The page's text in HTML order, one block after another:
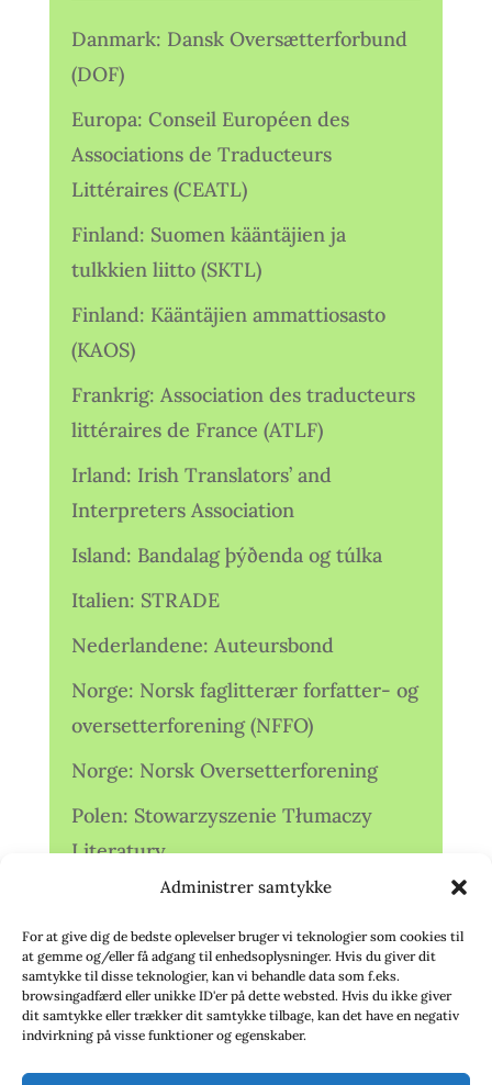
Administrer samtykke
For at give dig de bedste oplevelser bruger vi teknologier som cookies til
at gemme og/eller få adgang til enhedsoplysninger. Hvis du giver dit
samtykke til disse teknologier, kan vi behandle data som f.eks.
browsingadfærd eller unikke ID'er på dette websted. Hvis du ikke giver
dit samtykke eller trækker dit samtykke tilbage, kan det have en negativ
indvirkning på visse funktioner og egenskaber.
Danmark: Dansk Oversætterforbund
(DOF)
Europa: Conseil Européen des
Associations de Traducteurs
Littéraires (CEATL)
Finland: Suomen kääntäjien ja
tulkkien liitto (SKTL)
Finland: Kääntäjien ammattiosasto
(KAOS)
Frankrig: Association des traducteurs
littéraires de France (ATLF)
Irland: Irish Translators’ and
Interpreters Association
Island: Bandalag þýðenda og túlka
Italien: STRADE
Nederlandene: Auteursbond
Norge: Norsk faglitterær forfatter- og
oversetterforening (NFFO)
Norge: Norsk Oversetterforening
Polen: Stowarzyszenie Tłumaczy
Literatury
Storbritannien: Translators
Association (TA)
Sverige: Översättarsektionen (Ö.)
Sverige: Översättarcentrum (ÖC)